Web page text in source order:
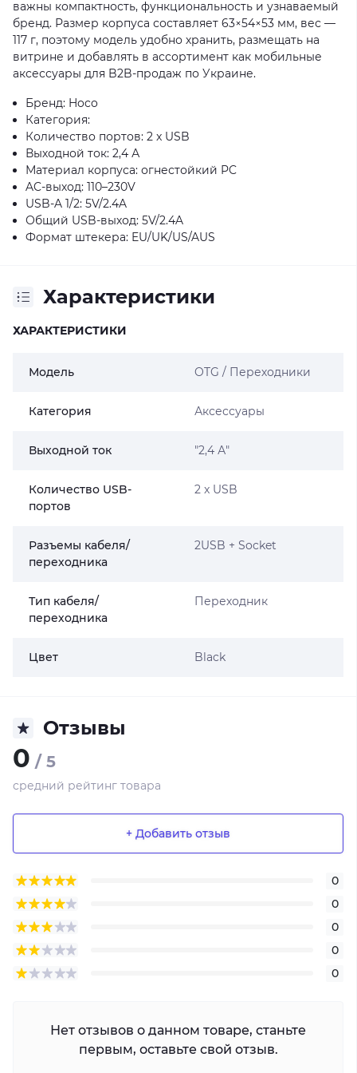
важны компактность, функциональность и узнаваемый
бренд. Размер корпуса составляет 63×54×53 мм, вес —
117 г, поэтому модель удобно хранить, размещать на
витрине и добавлять в ассортимент как мобильные
аксессуары для B2B-продаж по Украине.
Бренд: Hoco
Категория:
Количество портов: 2 x USB
Выходной ток: 2,4 А
Материал корпуса: огнестойкий PC
AC-выход: 110–230V
USB-A 1/2: 5V/2.4A
Общий USB-выход: 5V/2.4A
Формат штекера: EU/UK/US/AUS
Характеристики
ХАРАКТЕРИСТИКИ
Модель OTG / Переходники
Категория Аксессуары
Выходной ток "2,4 А"
Количество USB-
портов
2 x USB
Разъемы кабеля/
переходника
2USB + Socket
Тип кабеля/
переходника
Переходник
Цвет Black
Отзывы
0 / 5
средний рейтинг товара
+ Добавить отзыв
0
0
0
0
0
Нет отзывов о данном товаре, станьте
первым, оставьте свой отзыв.